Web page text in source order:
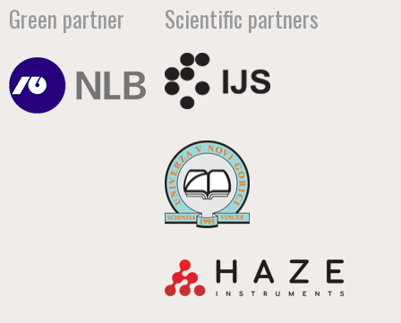
Green partner Scientific partners